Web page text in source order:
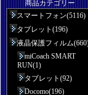
商品カテゴリー
スマートフォン(5116)
タブレット(196)
液晶保護フィルム
miCoach SMART
RUN(1)
タブレット(92)
Docomo(196)